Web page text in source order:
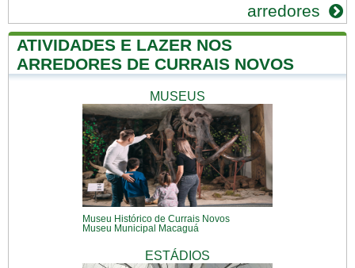
arredores
ATIVIDADES E LAZER NOS
ARREDORES DE CURRAIS NOVOS
MUSEUS
Museu Histórico de Currais Novos
Museu Municipal Macaguá
ESTÁDIOS